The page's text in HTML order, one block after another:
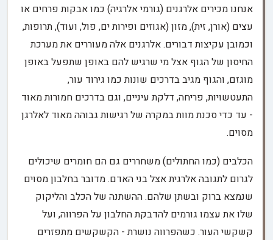
אנחנו מכירים אלרגנים (גורמי אלרגיה) כמו אבקות פרחים או
עצים (אורן, זית), מזון (אגוזים ופירות ים, פול, ועוד), תרופות,
וכמובן עקיצות דבורים. אלרגנים אלה מעוררים את מערכת
החיסון של הגוף אצל מי שרגיש להם באופן שתפעל באופן
מוגזם, והגוף מגיב בדרכים שונות כמו גירוד עור,
התעטשויות, פריחה, דלקת עיניים, וגם בדרכים חמורות מאוד
- עד כדי סכנת מוות במקרה של רגישות גבוהה מאוד לאלרגן
מסוים.
הכלבים (כמו החתולים) משחררים גם הם חומרים שיכולים
לגרום לתגובה אלרגית אצל בני האדם. מדובר בחלבון מסוים
שנמצא ברוק ובשתן שלהם. ההשתנה של הכלב והליקוק
שלו את עצמו גורמים להדבקת החלבון על הפרווה, ועל
קשקשי העור. כשהפרווה נושרת - הקשקשים מתפזרים